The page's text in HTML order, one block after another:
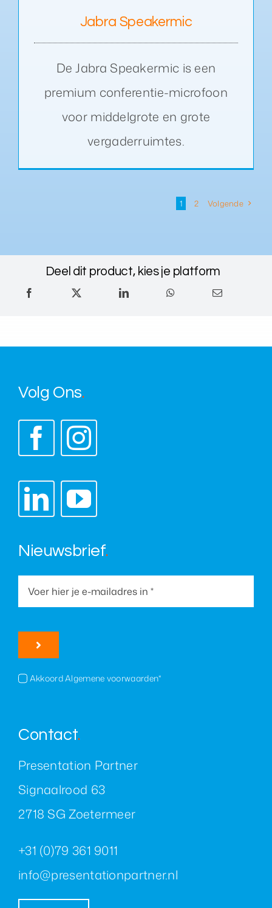
Jabra Speakermic
De Jabra Speakermic is een
premium conferentie-microfoon
voor middelgrote en grote
vergaderruimtes.
1 2 Volgende
Deel dit product, kies je platform
Volg Ons.
Nieuwsbrief.
Akkoord Algemene voorwaarden*
Contact.
Presentation Partner
Signaalrood 63
2718 SG Zoetermeer
+31 (0)79 361 9011
info@presentationpartner.nl